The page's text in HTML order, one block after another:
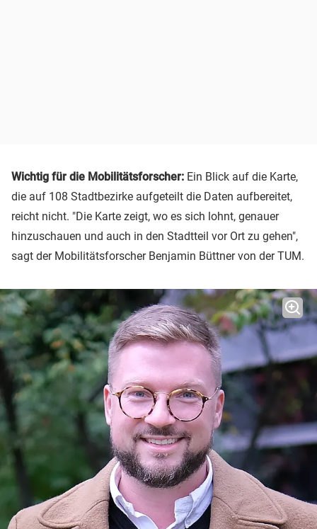
Wichtig für die Mobilitätsforscher: Ein Blick auf die Karte,
die auf 108 Stadtbezirke aufgeteilt die Daten aufbereitet,
reicht nicht. "Die Karte zeigt, wo es sich lohnt, genauer
hinzuschauen und auch in den Stadtteil vor Ort zu gehen",
sagt der Mobilitätsforscher Benjamin Büttner von der TUM.